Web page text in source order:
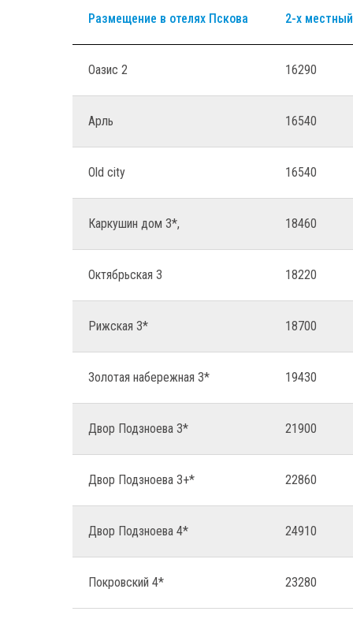
Размещение в отелях Пскова 2-х
Оазис 2 16290
Арль 16540
Old city 16540
Каркушин дом 3*, 18460
Октябрьская 3 18220
Рижская 3* 18700
Золотая набережная 3* 19430
Двор Подзноева 3* 21900
Двор Подзноева 3+* 22860
Двор Подзноева 4* 24910
Покровский 4* 23280